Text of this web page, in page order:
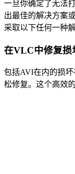
一旦你确定了无法
出最佳的解决方案
采取以下任何一种
在VLC中修复损
包括AVI在内的损
松修复。这个高效